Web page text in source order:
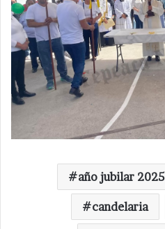
año jubilar 2025
candelaria